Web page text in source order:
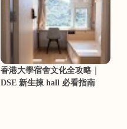
香港大學宿舍文化全攻略｜
DSE 新生揀 hall 必看指南